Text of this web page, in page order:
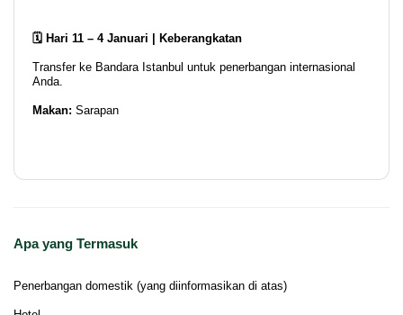
🗓️ Hari 11 – 4 Januari | Keberangkatan
Transfer ke Bandara Istanbul untuk penerbangan internasional
Anda.
Makan: Sarapan
Apa yang Termasuk
Penerbangan domestik (yang diinformasikan di atas)